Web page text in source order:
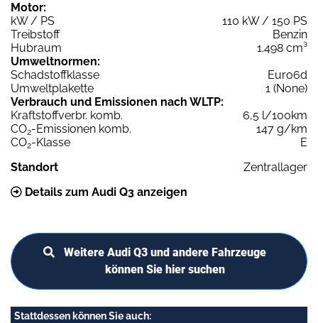
Motor:
kW / PS
110 kW / 150 PS
Treibstoff
Benzin
Hubraum
1.498 cm³
Umweltnormen:
Schadstoffklasse
Euro6d
Umweltplakette
1 (None)
Verbrauch und Emissionen nach WLTP:
Kraftstoffverbr. komb.
6,5 l/100km
CO2-Emissionen komb.
147 g/km
CO2-Klasse
E
Standort
Zentrallager
Details zum Audi Q3 anzeigen
Weitere Audi Q3 und andere Fahrzeuge
können Sie hier suchen
Stattdessen können Sie auch: